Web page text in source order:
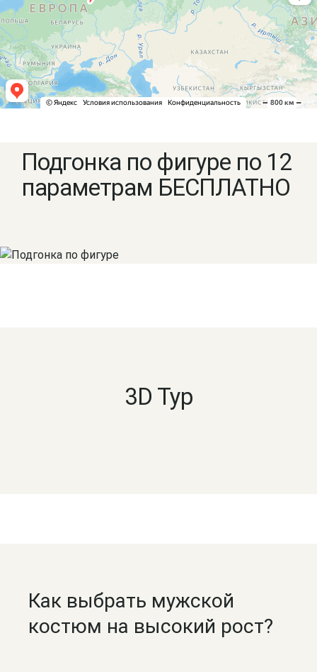
Подгонка по фигуре по 12
параметрам БЕСПЛАТНО
3D Тур
Как выбрать мужской
костюм на высокий рост?